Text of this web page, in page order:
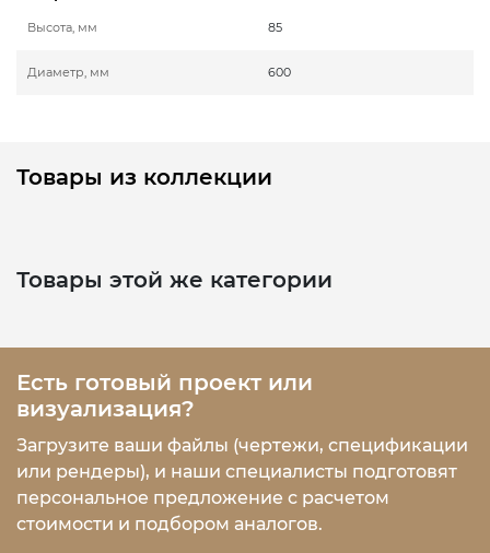
Высота, мм 85
Диаметр, мм 600
Товары из коллекции
Товары этой же категории
Есть готовый проект или
визуализация?
Загрузите ваши файлы (чертежи, спецификации
или рендеры), и наши специалисты подготовят
персональное предложение с расчетом
стоимости и подбором аналогов.